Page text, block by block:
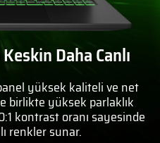
Daha Canlı
yüksek kaliteli ve net
birlikte yüksek parlaklık
kontrast oranı sayesinde
renkler sunar.